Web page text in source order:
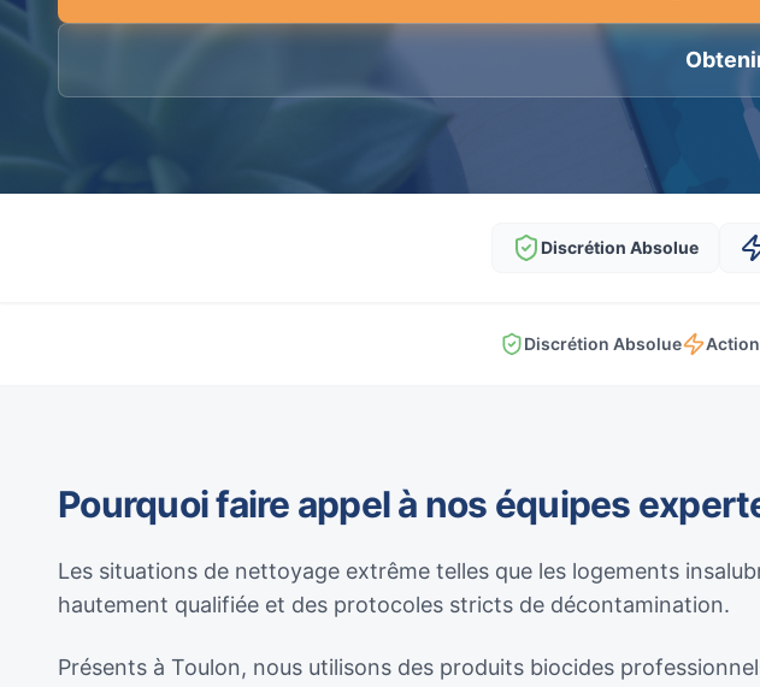
Discrétion Absolue
Discrétion Absolue
Pourquoi faire appel à nos équipes
Les situations de nettoyage extrême telles que les logements
hautement qualifiée et des protocoles stricts de décontamination.
Présents à Toulon, nous utilisons des produits biocides